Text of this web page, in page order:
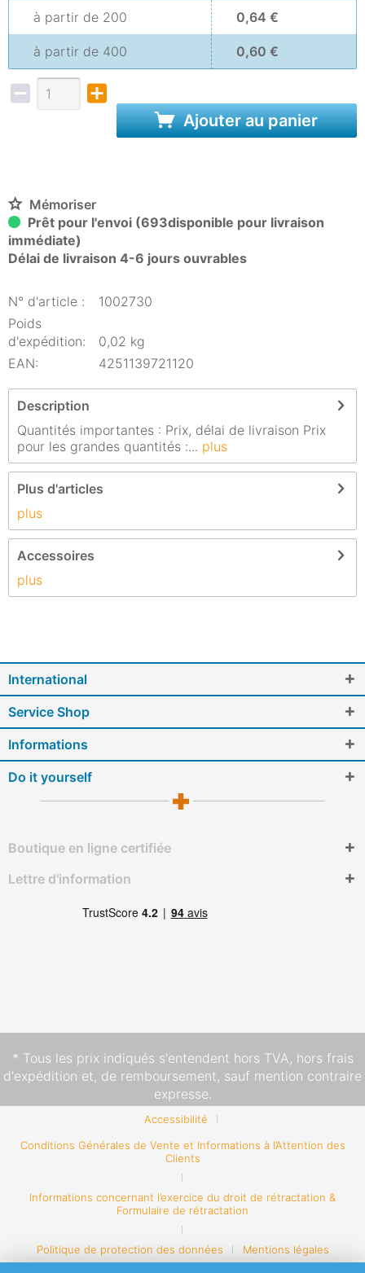
à partir de 200 0,64 €
à partir de 400 0,60 €
Ajouter au panier
Mémoriser
Prêt pour l'envoi (693disponible pour livraison
immédiate)
Délai de livraison 4-6 jours ouvrables
N° d'article :
1002730
Poids
d'expédition:
0,02 kg
EAN:
4251139721120
Description
Quantités importantes : Prix, délai de livraison Prix
pour les grandes quantités :... plus
Plus d'articles
plus
Accessoires
plus
International
Service Shop
Informations
Do it yourself
Boutique en ligne certifiée
Lettre d'information
* Tous les prix indiqués s'entendent hors TVA, hors frais
d'expédition et, de remboursement, sauf mention contraire
expresse.
Accessibilité
Conditions Générales de Vente et Informations à l’Attention des
Clients
Informations concernant l’exercice du droit de rétractation &
Formulaire de rétractation
Politique de protection des données Mentions légales